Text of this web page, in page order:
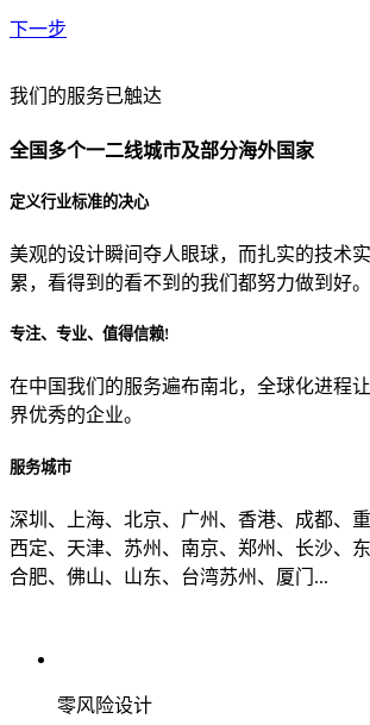
下一步
贵公司预算范围是？
贵公司的团队规模是？
目前主要的营销渠道是？
我们的服务已触达
全国多个一二线城市及部分海外国家
定义行业标准的决心
美观的设计瞬间夺人眼球，而扎实的技术
累，看得到的看不到的我们都努力做到好。
专注、专业、值得信赖!
在中国我们的服务遍布南北，全球化进程
界优秀的企业。
服务城市
深圳、上海、北京、广州、香港、成都、
西定、天津、苏州、南京、郑州、长沙、
合肥、佛山、山东、台湾苏州、厦门...
零风险设计